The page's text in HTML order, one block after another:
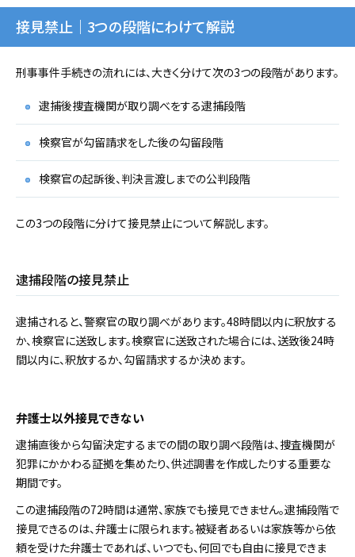
接見禁止｜3つの段階にわけて解説
刑事事件手続きの流れには、大きく分けて次の3つの段階があります。
逮捕後捜査機関が取り調べをする逮捕段階
検察官が勾留請求をした後の勾留段階
検察官の起訴後、判決言渡しまでの公判段階
この3つの段階に分けて接見禁止について解説します。
逮捕段階の接見禁止
逮捕されると、警察官の取り調べがあります。48時間以内に釈放する
か、検察官に送致します。検察官に送致された場合には、送致後24時
間以内に、釈放するか、勾留請求するか決めます。
弁護士以外接見できない
逮捕直後から勾留決定するまでの間の取り調べ段階は、捜査機関が
犯罪にかかわる証拠を集めたり、供述調書を作成したりする重要な
期間です。
この逮捕段階の72時間は通常、家族でも接見できません。逮捕段階で
接見できるのは、弁護士に限られます。被疑者あるいは家族等から依
頼を受けた弁護士であれば、いつでも、何回でも自由に接見できま